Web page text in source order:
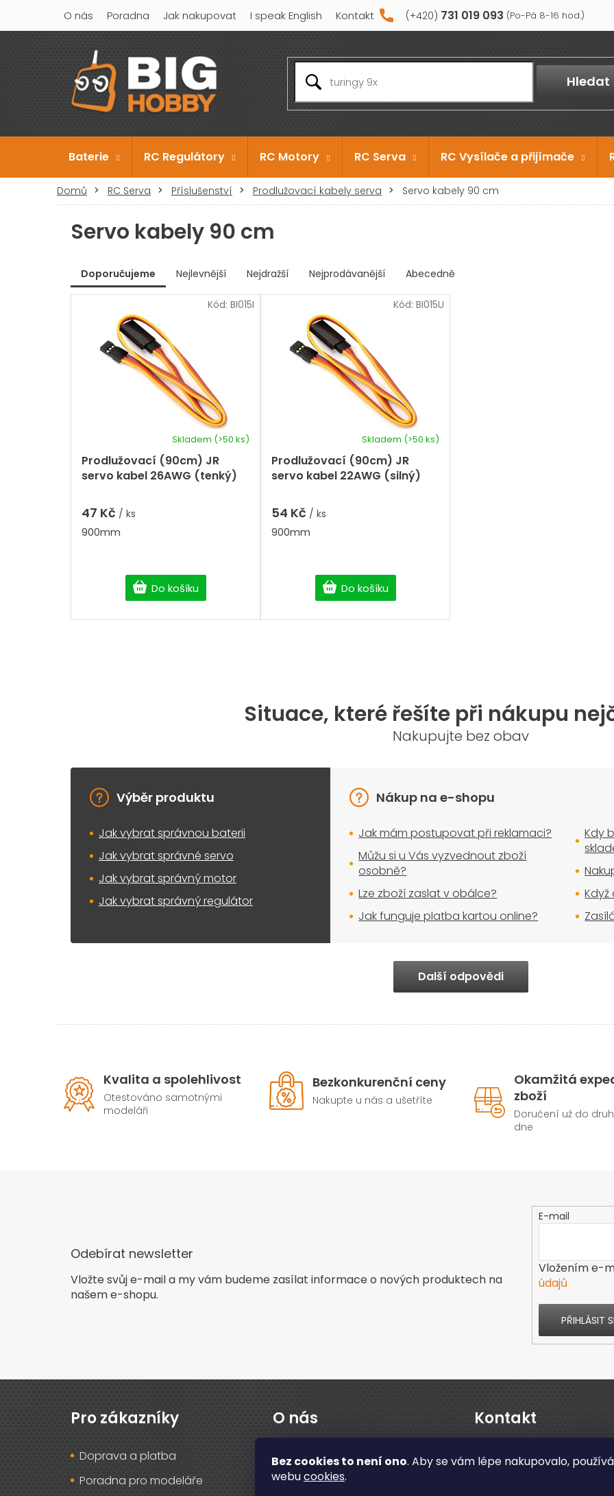
Bez cookies to není ono. Aby se vám lépe nakupovalo,
webucookies.
obsah
731 019 093
O nás Poradna Jak nakupovat I speak English Kontakt
Hledat
Baterie RC Regulátory RC Motory RC Serva RC Vysílače a přijímače
Domů RC Serva Příslušenství Prodlužovací kabely serva Servo kabely 90 cm
Servo kabely 90 cm
Ř
Doporučujeme Nejlevnější Nejdražší Nejprodávanější Abecedně
ý
p
Prodlužovací (90cm) JR
servo kabel 26AWG (tenký)
Skladem (>50 ks)
47 Kč / ks
Do košíku
900mm
Kód: BI015I
Prodlužovací (90cm) JR
servo kabel 22AWG (silný)
Skladem (>50 ks)
54 Kč / ks
Do košíku
900mm
Kód: BI015U
c
í
p
y
p
s
Situace, které řešíte při nákupu
Nakupujte bez obav
Výběr produktu
Jak vybrat správnou baterii
Jak vybrat správné servo
Jak vybrat správný motor
Jak vybrat správný regulátor
Nákup na e-shopu
Jak mám postupovat při reklamaci?
Můžu si u Vás vyzvednout zboží
osobně?
Lze zboží zaslat v obálce?
Jak funguje platba kartou online?
Kdy
Další odpovědi
Kvalita a spolehlivost
Otestováno samotnými
modeláři
Bezkonkurenční ceny
Nakupte u nás a ušetříte
Okamžitá
zboží
Doručení už do
dne
Odebírat newsletter
Vložte svůj e-mail a my vám budeme zasílat informace o nových produktech na
našem e-shopu.
E-mail
Vložením e-
údajů
PŘIHLÁSIT
Z
Pro zákazníky
Doprava a platba
Poradna pro modeláře
O nás
O nás
Recenze obchodu
Kontakt